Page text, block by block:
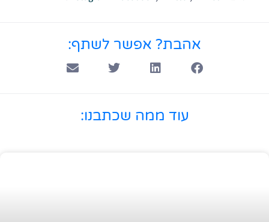
אהבת? אפשר לשתף:
עוד ממה שכתבנו: